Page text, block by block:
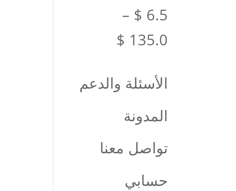
$ 6.5
–
$ 135.0
من
خلال
الأسئلة والدعم
المدونة
تواصل معنا
حسابي